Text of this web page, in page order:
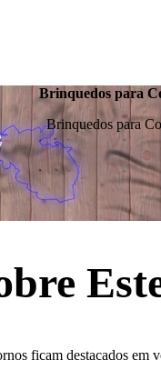
Brinquedos para
Brinquedos para
ficam destacados